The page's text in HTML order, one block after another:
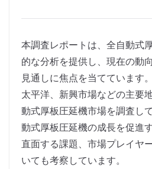
本調査レポートは、全自動式
的な分析を提供し、現在の動
見通しに焦点を当てています
太平洋、新興市場などの主要
動式厚板圧延機市場を調査し
動式厚板圧延機の成長を促進
直面する課題、市場プレイヤ
いても考察しています。